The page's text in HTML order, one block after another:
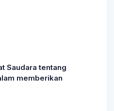
Saudara tentang
memberikan